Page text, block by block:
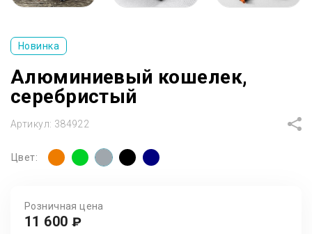
Новинка
Алюминиевый кошелек,
серебристый
Артикул: 384922
Цвет:
Розничная цена
11 600 ₽